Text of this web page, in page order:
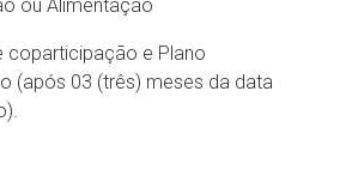
ou Alimentação
coparticipação e Plano
(após 03 (três) meses da data